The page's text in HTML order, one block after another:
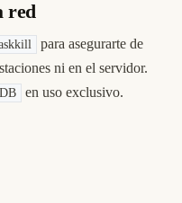
red
para asegurarte de
ni en el servidor.
en uso exclusivo.